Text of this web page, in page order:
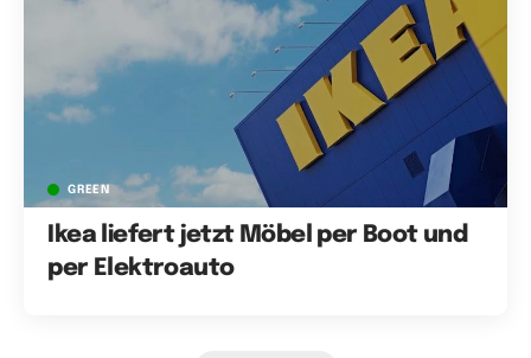
GREEN
Ikea liefert jetzt Möbel per Boot und
per Elektroauto